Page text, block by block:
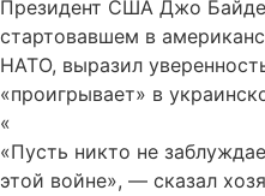
Президент США Джо
стартовавшем в
НАТО, выразил
«проигрывает» в
«
«Пусть никто не
этой войне», — сказал